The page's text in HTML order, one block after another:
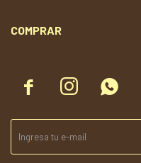
  
COMPRAR